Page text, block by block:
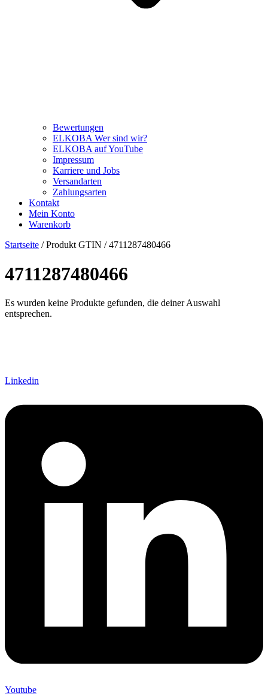
Bewertungen
ELKOBA Wer sind wir?
ELKOBA auf YouTube
Impressum
Karriere und Jobs
Versandarten
Zahlungsarten
Kontakt
Mein Konto
Warenkorb
Startseite / Produkt GTIN / 4711287480466
4711287480466
Es wurden keine Produkte gefunden, die deiner Auswahl
entsprechen.
Linkedin
Youtube